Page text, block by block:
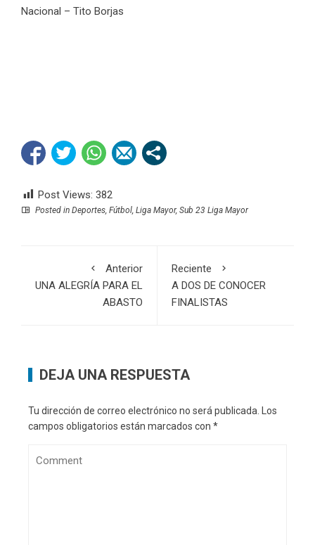
Nacional – Tito Borjas
Post Views: 382
Posted in Deportes Fútbol Liga Mayor, Sub 23 Liga Mayor
Anterior
UNA ALEGRÍA PARA EL
ABASTO
Reciente
A DOS DE CONOCER
FINALISTAS
DEJA UNA RESPUESTA
Tu dirección de correo electrónico no será publicada.
Los
campos obligatorios están marcados con *